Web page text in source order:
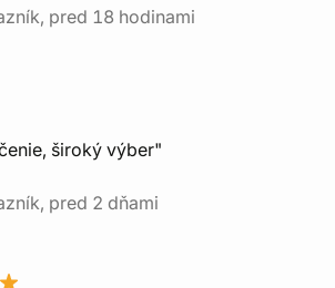
pred 18 hodinami
široký výber"
pred 2 dňami